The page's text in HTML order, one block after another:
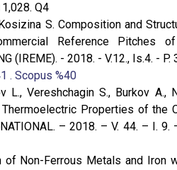
Q4
S. Composition and
Reference Pitches
(IREME). - 2018. - V.12., Is.4. - P.
. Scopus %40
L., Vereshchagin S., Burkov A.,
Properties of the
– 2018. – V. 44. – I. 9.
of Non-Ferrous Metals and Iron